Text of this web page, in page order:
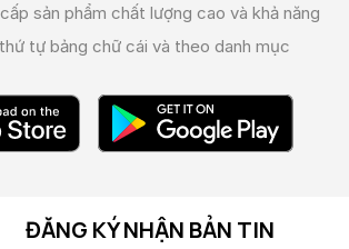
sản phẩm chất lượng cao và khả năng
tự bảng chữ cái và theo danh mục
ĐĂNG KÝ NHẬN BẢN TIN